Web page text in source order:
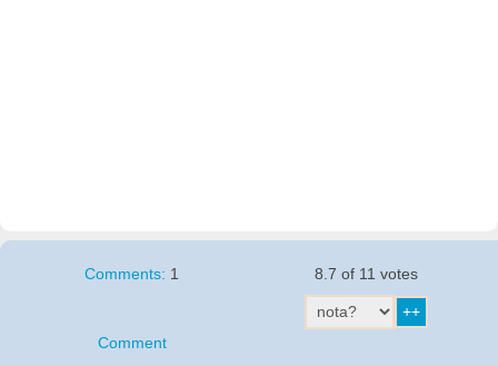
Comments: 1
Comment
8.7 of 11 votes